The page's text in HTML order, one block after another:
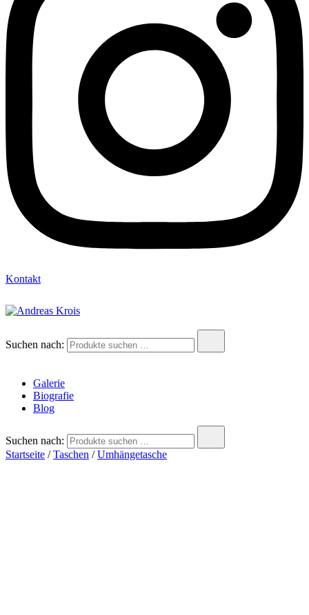
Kontakt
Suchen nach:
Galerie
Biografie
Blog
Suchen nach:
Startseite /Taschen /Umhängetasche